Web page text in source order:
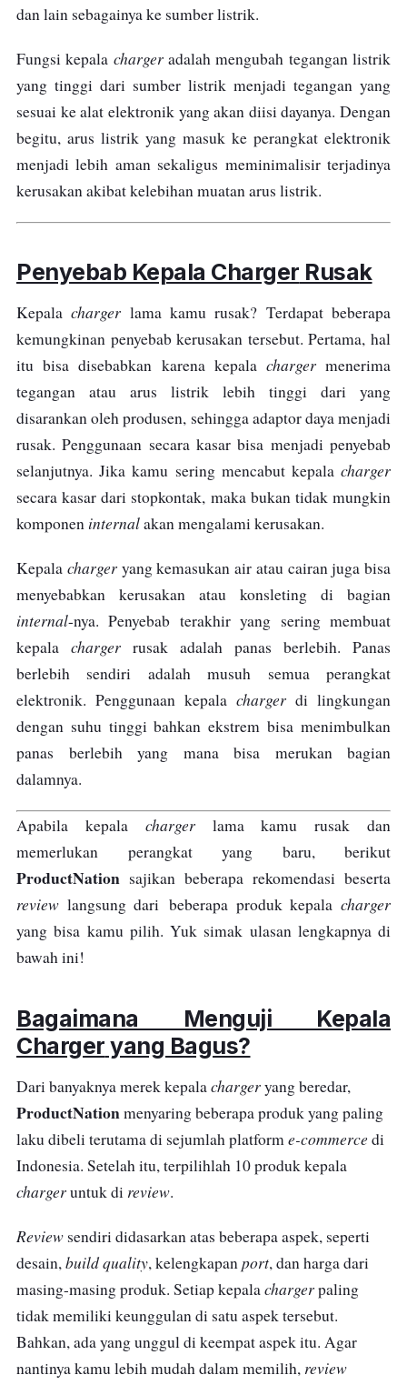
dan lain sebagainya ke sumber listrik.
Fungsi kepala chargeradalah mengubah tegangan listrik
yang tinggi dari sumber listrik menjadi tegangan yang
sesuai ke alat elektronik yang akan diisi dayanya. Dengan
begitu, arus listrik yang masuk ke perangkat elektronik
menjadi lebih aman sekaligus meminimalisir terjadinya
kerusakan akibat kelebihan muatan arus listrik.
Penyebab Kepala Charger Rusak
Kepalacharger lama kamu rusak? Terdapat beberapa
kemungkinan penyebab kerusakan tersebut. Pertama, hal
itu bisa disebabkan karena kepala charger menerima
tegangan atau arus listrik lebih tinggi dari yang
disarankan oleh produsen, sehingga adaptor daya menjadi
rusak.Penggunaan secara kasar bisa menjadi penyebab
selanjutnya. Jika kamu sering mencabut kepala charger
secara kasar dari stopkontak, maka bukan tidak mungkin
komponen internalakan mengalami kerusakan.
Kepala chargeryang kemasukan air atau cairan juga bisa
menyebabkan kerusakan atau konsleting di bagian
internal-nya. Penyebab terakhir yang sering membuat
kepala charger rusak adalah panas berlebih. Panas
berlebih sendiri adalah musuh semua perangkat
elektronik. Penggunaan kepala charger di lingkungan
dengan suhu tinggi bahkan ekstrem bisa menimbulkan
panas berlebih yang mana bisa merukan bagian
dalamnya.
Apabila kepala chargerlama kamu rusak dan
memerlukan perangkat yang baru, berikut
ProductNation sajikan beberapa rekomendasi beserta
review langsung dari beberapa produk kepala charger
yang bisa kamu pilih. Yuk simak ulasan lengkapnya di
bawah ini!
Bagaimana Menguji Kepala
Charger yang Bagus?
Dari banyaknya merek kepalachargeryang beredar,
ProductNationmenyaring beberapa produk yang paling
laku dibeli terutama di sejumlah platforme-commerce di
Indonesia. Setelah itu, terpilihlah 10 produk kepala
chargeruntuk di review.
Review sendiri didasarkan atas beberapa aspek, seperti
desain,build quality, kelengkapanport, dan harga dari
masing-masing produk. Setiap kepalachargerpaling
tidak memiliki keunggulan di satu aspek tersebut.
Bahkan, ada yang unggul di keempat aspek itu. Agar
nantinya kamu lebih mudah dalam memilih, review